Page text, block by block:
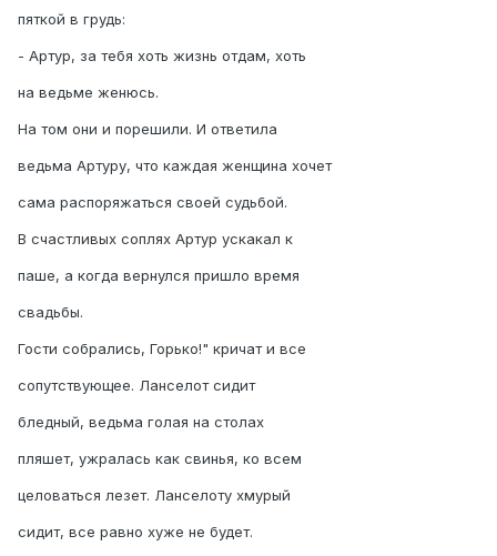
пяткой в грудь:
- Артур, за тебя хоть жизнь отдам, хоть
на ведьме женюсь.
На том они и порешили. И ответила
ведьма Артуру, что каждая женщина хочет
сама распоряжаться своей судьбой.
В счастливых соплях Артур ускакал к
паше, а когда вернулся пришло время
свадьбы.
Гости собрались, Горько!" кричат и все
сопутствующее. Ланселот сидит
бледный, ведьма голая на столах
пляшет, ужралась как свинья, ко всем
целоваться лезет. Ланселоту хмурый
сидит, все равно хуже не будет.